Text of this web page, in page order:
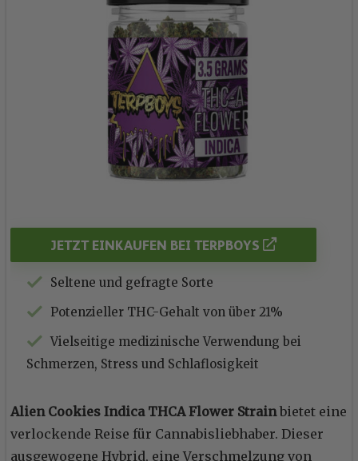
JETZT EINKAUFEN BEI TERPBOYS
Seltene und gefragte Sorte
Potenzieller THC-Gehalt von über 21%
Vielseitige medizinische Verwendung bei
Schmerzen, Stress und Schlaflosigkeit
Alien Cookies Indica THCA Flower Strainbietet eine
verlockende Reise für Cannabisliebhaber. Dieser
ausgewogene Hybrid, eine Verschmelzung von